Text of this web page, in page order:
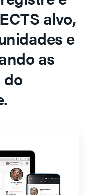
alvo,
e
as